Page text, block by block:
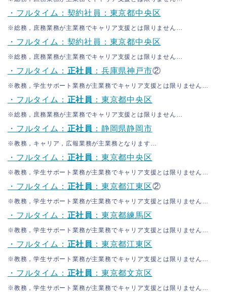
・フルタイム：契約社員：東京都中央区
※総務，庶務業務が主業務でキャリア支援とは限りません…
・フルタイム：契約社員：東京都中央区
※総務，庶務業務が主業務でキャリア支援とは限りません…
・フルタイム： 正社員 ：兵庫県神戸市②
※教務，学生サポート業務が主業務でキャリア支援とは限りません…
・フルタイム： 正社員 ：東京都中央区
※総務，庶務業務が主業務でキャリア支援とは限りません…
・フルタイム： 正社員 ：静岡県静岡市
※教務，キャリア，広報業務が主業務となります…
・フルタイム： 正社員 ：東京都中央区
※教務，学生サポート業務が主業務でキャリア支援とは限りません…
・フルタイム： 正社員 ：東京都江東区②
※教務，学生サポート業務が主業務でキャリア支援とは限りません…
・フルタイム： 正社員 ：東京都練馬区
※教務，学生サポート業務が主業務でキャリア支援とは限りません…
・フルタイム： 正社員 ：東京都江東区
※教務，学生サポート業務が主業務でキャリア支援とは限りません…
・フルタイム： 正社員 ：東京都文京区
※教務，学生サポート業務が主業務でキャリア支援とは限りません…